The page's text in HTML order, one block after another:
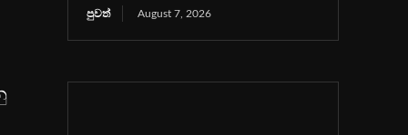
පුවත් August 7, 2026